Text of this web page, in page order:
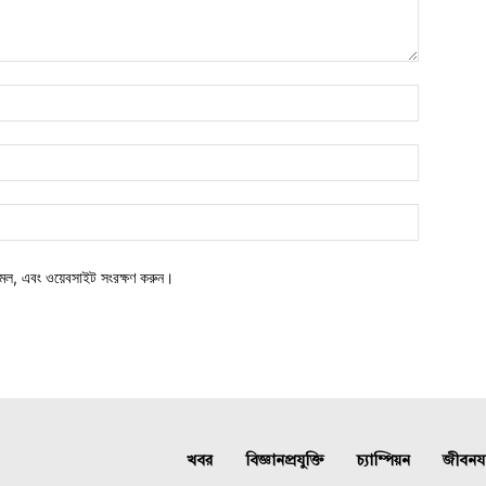
এবং ওয়েবসাইট সংরক্ষণ করুন।
খবর বিজ্ঞানপ্রযুক্তি চ্যাম্পিয়ন